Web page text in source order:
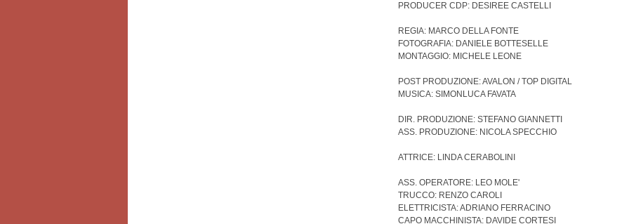
PRODUCER CDP: DESIREE CASTELLI
REGIA: MARCO DELLA FONTE
FOTOGRAFIA: DANIELE BOTTESELLE
MONTAGGIO: MICHELE LEONE
POST PRODUZIONE: AVALON / TOP DIGITAL
MUSICA: SIMONLUCA FAVATA
DIR. PRODUZIONE: STEFANO GIANNETTI
ASS. PRODUZIONE: NICOLA SPECCHIO
ATTRICE: LINDA CERABOLINI
ASS. OPERATORE: LEO MOLE'
TRUCCO: RENZO CAROLI
ELETTRICISTA: ADRIANO FERRACINO
CAPO MACCHINISTA: DAVIDE CORTESI